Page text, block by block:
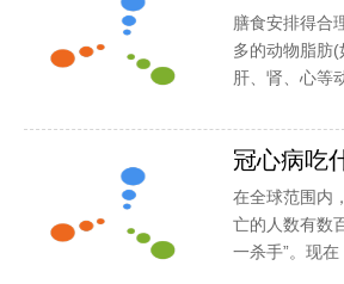
膳食安排得合
多的动物脂肪
肝、肾、心等
冠心病吃
在全球范围内
亡的人数有数
一杀手”。现在